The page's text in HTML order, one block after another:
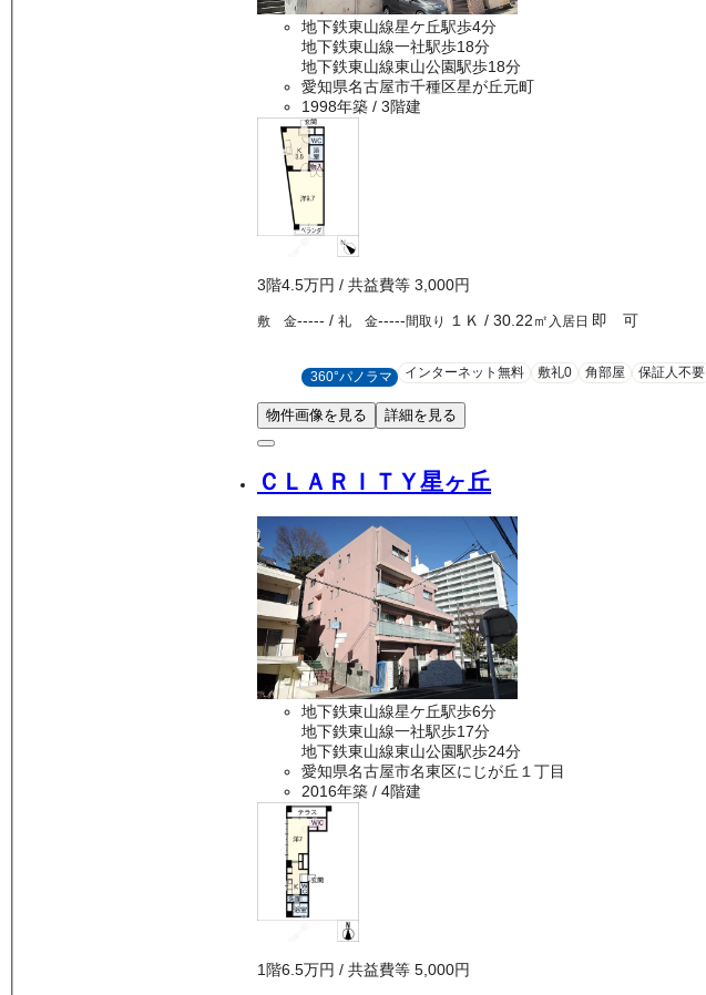
地下鉄東山線星ケ丘駅歩4分
地下鉄東山線一社駅歩18分
地下鉄東山線東山公園駅歩18分
愛知県名古屋市千種区星が丘元町
1998年築 / 3階建
3階4.5万円 / 共益費等 3,000円
敷 金----- / 礼 金-----間取り １Ｋ / 30.22㎡ 入居日 即 可
360°パノラマ インターネット無料 敷礼0 角部屋 保証人不要
物件画像を見る 詳細を見る
ＣＬＡＲＩＴＹ星ヶ丘
地下鉄東山線星ケ丘駅歩6分
地下鉄東山線一社駅歩17分
地下鉄東山線東山公園駅歩24分
愛知県名古屋市名東区にじが丘１丁目
2016年築 / 4階建
1階6.5万円 / 共益費等 5,000円